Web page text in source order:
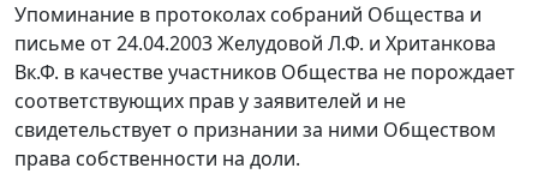
Упоминание в протоколах собраний Общества и
письме от 24.04.2003 Желудовой Л.Ф. и Хританкова
Вк.Ф. в качестве участников Общества не порождает
соответствующих прав у заявителей и не
свидетельствует о признании за ними Обществом
права собственности на доли.